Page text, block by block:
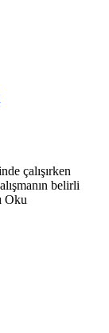
çalışırken
belirli
Oku